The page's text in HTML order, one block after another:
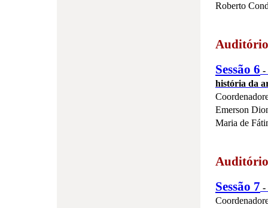
Roberto
Sessão 6 -
história da
Emerson
Maria de
Sessão 7 -